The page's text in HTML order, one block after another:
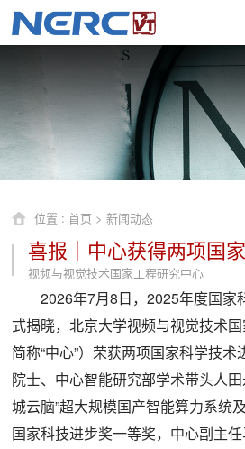
位置 :首页 >新闻动态
喜报｜中心获得两项国
视频与视觉技术国家工程研究中心
2026年7月8日，2025年度国家
式揭晓，北京大学视频与视觉技术
简称“中心”）荣获两项国家科学技
院士、中心智能研究部学术带头人
城云脑”超大规模国产智能算力系统
国家科技进步奖一等奖，中心副主